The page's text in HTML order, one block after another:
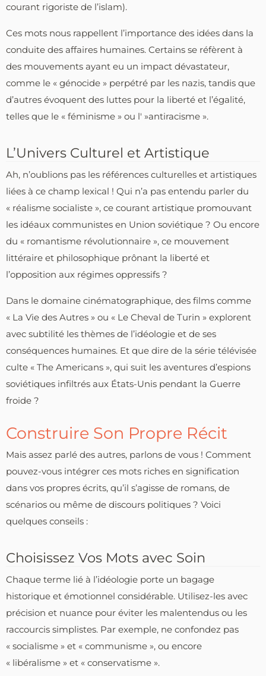
courant rigoriste de l’islam).
Ces mots nous rappellent l’importance des idées dans la
conduite des affaires humaines. Certains se réfèrent à
des mouvements ayant eu un impact dévastateur,
comme le « génocide » perpétré par les nazis, tandis que
d’autres évoquent des luttes pour la liberté et l’égalité,
telles que le « féminisme » ou l' »antiracisme ».
L’Univers Culturel et Artistique
Ah, n’oublions pas les références culturelles et artistiques
liées à ce champ lexical ! Qui n’a pas entendu parler du
« réalisme socialiste », ce courant artistique promouvant
les idéaux communistes en Union soviétique ? Ou encore
du « romantisme révolutionnaire », ce mouvement
littéraire et philosophique prônant la liberté et
l’opposition aux régimes oppressifs ?
Dans le domaine cinématographique, des films comme
« La Vie des Autres » ou « Le Cheval de Turin » explorent
avec subtilité les thèmes de l’idéologie et de ses
conséquences humaines. Et que dire de la série télévisée
culte « The Americans », qui suit les aventures d’espions
soviétiques infiltrés aux États-Unis pendant la Guerre
froide ?
Construire Son Propre Récit
Mais assez parlé des autres, parlons de vous ! Comment
pouvez-vous intégrer ces mots riches en signification
dans vos propres écrits, qu’il s’agisse de romans, de
scénarios ou même de discours politiques ? Voici
quelques conseils :
Choisissez Vos Mots avec Soin
Chaque terme lié à l’idéologie porte un bagage
historique et émotionnel considérable. Utilisez-les avec
précision et nuance pour éviter les malentendus ou les
raccourcis simplistes. Par exemple, ne confondez pas
« socialisme » et « communisme », ou encore
« libéralisme » et « conservatisme ».